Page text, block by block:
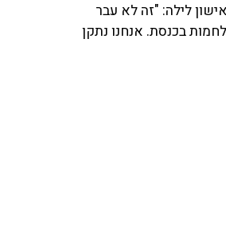
נגב באישון לילה: "זה לא עבר
בכנסת. אנחנו נתקן